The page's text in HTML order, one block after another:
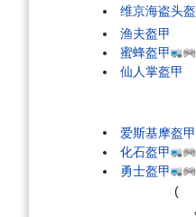
维京海盗头盔
渔夫盔甲
蜜蜂盔甲
仙人掌盔甲
爱斯基摩盔甲
化石盔甲
勇士盔甲
(